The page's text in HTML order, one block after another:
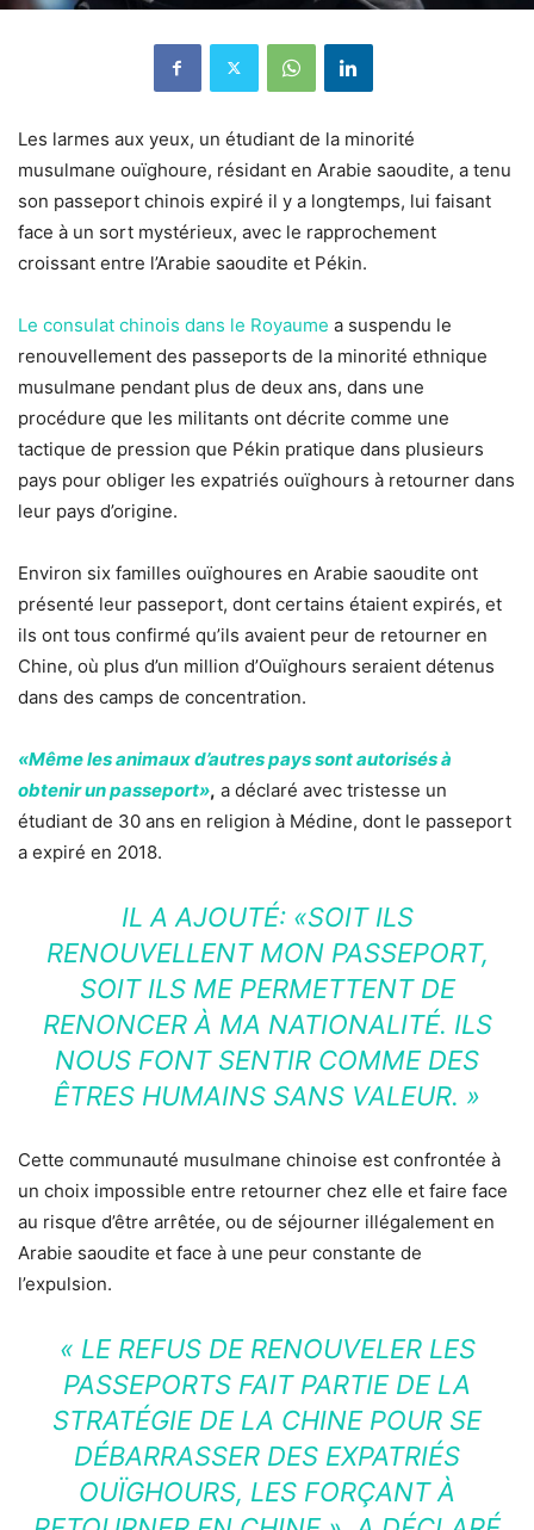
Les larmes aux yeux, un étudiant de la minorité
musulmane ouïghoure, résidant en Arabie saoudite, a tenu
son passeport chinois expiré il y a longtemps, lui faisant
face à un sort mystérieux, avec le rapprochement
croissant entre l’Arabie saoudite et Pékin.
Le consulat chinois dans le Royaume a suspendu le
renouvellement des passeports de la minorité ethnique
musulmane pendant plus de deux ans, dans une
procédure que les militants ont décrite comme une
tactique de pression que Pékin pratique dans plusieurs
pays pour obliger les expatriés ouïghours à retourner dans
leur pays d’origine.
Environ six familles ouïghoures en Arabie saoudite ont
présenté leur passeport, dont certains étaient expirés, et
ils ont tous confirmé qu’ils avaient peur de retourner en
Chine, où plus d’un million d’Ouïghours seraient détenus
dans des camps de concentration.
«Même les animaux d’autres pays sont autorisés à
obtenir un passeport», a déclaré avec tristesse un
étudiant de 30 ans en religion à Médine, dont le passeport
a expiré en 2018.
IL A AJOUTÉ: «SOIT ILS
RENOUVELLENT MON PASSEPORT,
SOIT ILS ME PERMETTENT DE
RENONCER À MA NATIONALITÉ. ILS
NOUS FONT SENTIR COMME DES
ÊTRES HUMAINS SANS VALEUR. »
Cette communauté musulmane chinoise est confrontée à
un choix impossible entre retourner chez elle et faire face
au risque d’être arrêtée, ou de séjourner illégalement en
Arabie saoudite et face à une peur constante de
l’expulsion.
« LE REFUS DE RENOUVELER LES
PASSEPORTS FAIT PARTIE DE LA
STRATÉGIE DE LA CHINE POUR SE
DÉBARRASSER DES EXPATRIÉS
OUÏGHOURS, LES FORÇANT À